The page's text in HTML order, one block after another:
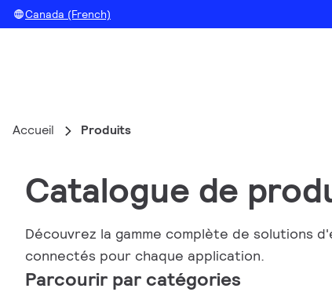
Canada (French)
Accueil Produits
Catalogue de
Découvrez la gamme complète de solutions
connectés pour chaque application.
Parcourir par catégories